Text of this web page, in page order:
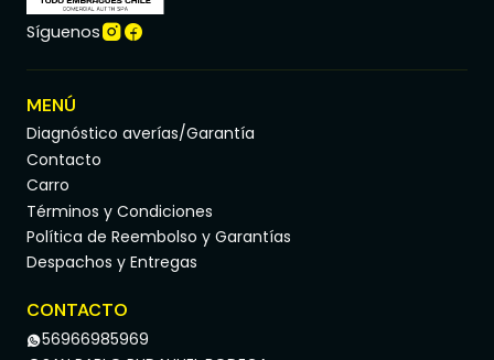
Síguenos
MENÚ
Diagnóstico averías/Garantía
Contacto
Carro
Términos y Condiciones
Política de Reembolso y Garantías
Despachos y Entregas
CONTACTO
56966985969